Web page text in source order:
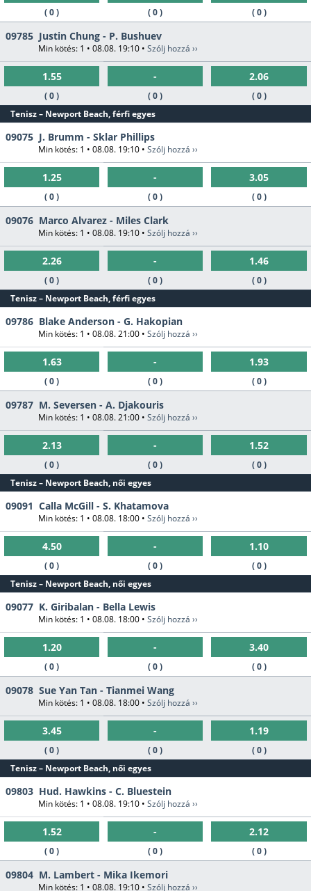
( 0 ) ( 0 ) ( 0 )
09785 Justin Chung - P. Bushuev
Min kötés: 1 • 08.08. 19:10 • Szólj hozzá ››
1.55
( 0 )
-
( 0 )
2.06
( 0 )
Tenisz – Newport Beach, férfi egyes
09075 J. Brumm - Sklar Phillips
Min kötés: 1 • 08.08. 19:10 • Szólj hozzá ››
1.25
( 0 )
-
( 0 )
3.05
( 0 )
09076 Marco Alvarez - Miles Clark
Min kötés: 1 • 08.08. 19:10 • Szólj hozzá ››
2.26
( 0 )
-
( 0 )
1.46
( 0 )
Tenisz – Newport Beach, férfi egyes
09786 Blake Anderson - G. Hakopian
Min kötés: 1 • 08.08. 21:00 • Szólj hozzá ››
1.63
( 0 )
-
( 0 )
1.93
( 0 )
09787 M. Seversen - A. Djakouris
Min kötés: 1 • 08.08. 21:00 • Szólj hozzá ››
2.13
( 0 )
-
( 0 )
1.52
( 0 )
Tenisz – Newport Beach, női egyes
09091 Calla McGill - S. Khatamova
Min kötés: 1 • 08.08. 18:00 • Szólj hozzá ››
4.50
( 0 )
-
( 0 )
1.10
( 0 )
Tenisz – Newport Beach, női egyes
09077 K. Giribalan - Bella Lewis
Min kötés: 1 • 08.08. 18:00 • Szólj hozzá ››
1.20
( 0 )
-
( 0 )
3.40
( 0 )
09078 Sue Yan Tan - Tianmei Wang
Min kötés: 1 • 08.08. 18:00 • Szólj hozzá ››
3.45
( 0 )
-
( 0 )
1.19
( 0 )
Tenisz – Newport Beach, női egyes
09803 Hud. Hawkins - C. Bluestein
Min kötés: 1 • 08.08. 19:10 • Szólj hozzá ››
1.52
( 0 )
-
( 0 )
2.12
( 0 )
09804 M. Lambert - Mika Ikemori
Min kötés: 1 • 08.08. 19:10 • Szólj hozzá ››